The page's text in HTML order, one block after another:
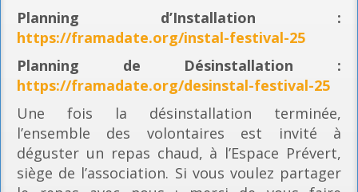
Planning d’Installation :
https://framadate.org/instal-festival-25
Planning de Désinstallation :
https://framadate.org/desinstal-festival-25
Une fois la désinstallation terminée,
l’ensemble des volontaires est invité à
déguster un repas chaud, à l’Espace Prévert,
siège de l’association. Si vous voulez partager